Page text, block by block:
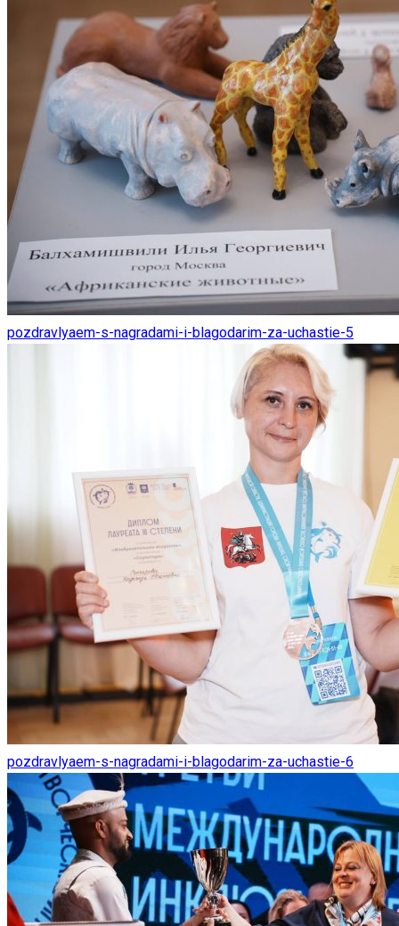
pozdravlyaem-s-nagradami-i-blagodarim-za-uchastie-5
pozdravlyaem-s-nagradami-i-blagodarim-za-uchastie-6